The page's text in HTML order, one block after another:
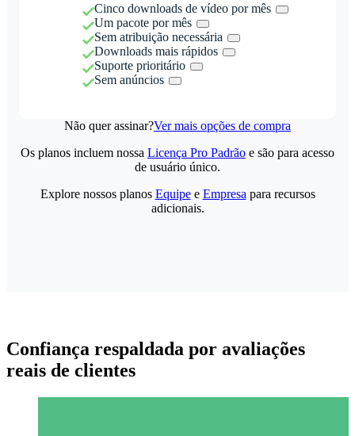
Cinco downloads de vídeo por mês
Um pacote por mês
Sem atribuição necessária
Downloads mais rápidos
Suporte prioritário
Sem anúncios
Não quer assinar?Ver mais opções de compra
Os planos incluem nossa Licença Pro Padrão e são para acesso
de usuário único.
Explore nossos planos Equipee Empresa para recursos
adicionais.
Confiança respaldada por avaliações
reais de clientes